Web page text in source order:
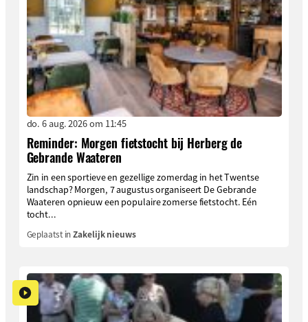
do. 6 aug. 2026 om 11:45
Reminder: Morgen fietstocht bij Herberg de
Gebrande Waateren
Zin in een sportieve en gezellige zomerdag in het Twentse
landschap? Morgen, 7 augustus organiseert De Gebrande
Waateren opnieuw een populaire zomerse fietstocht. Eén
tocht...
Geplaatst inZakelijk nieuws